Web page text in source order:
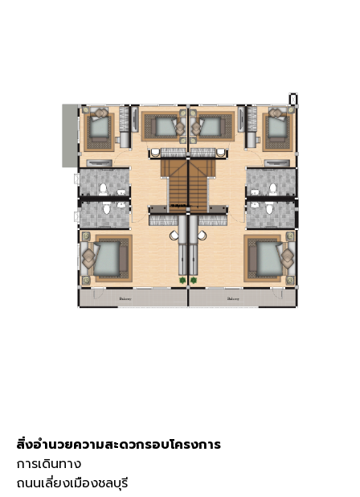
สิ่งอำนวยความสะดวกรอบโครงการ
การเดินทาง
ถนนเลี่ยงเมืองชลบุรี